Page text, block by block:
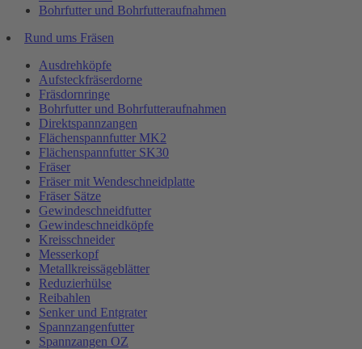
Bohrfutter und Bohrfutteraufnahmen
Rund ums Fräsen
Ausdrehköpfe
Aufsteckfräserdorne
Fräsdornringe
Bohrfutter und Bohrfutteraufnahmen
Direktspannzangen
Flächenspannfutter MK2
Flächenspannfutter SK30
Fräser
Fräser mit Wendeschneidplatte
Fräser Sätze
Gewindeschneidfutter
Gewindeschneidköpfe
Kreisschneider
Messerkopf
Metallkreissägeblätter
Reduzierhülse
Reibahlen
Senker und Entgrater
Spannzangenfutter
Spannzangen OZ